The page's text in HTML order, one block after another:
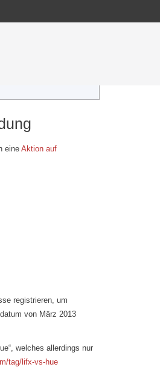
eineAktion auf
registrieren, um
von März 2013
welches allerdings nur
tag/lifx-vs-hue